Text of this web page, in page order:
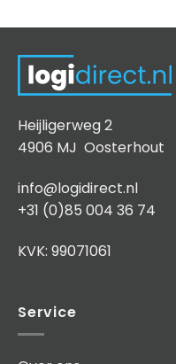
Heijligerweg 2
4906 MJ Oosterhout
info@logidirect.nl
+31 (0)85 004 36 74
KVK: 99071061
Service